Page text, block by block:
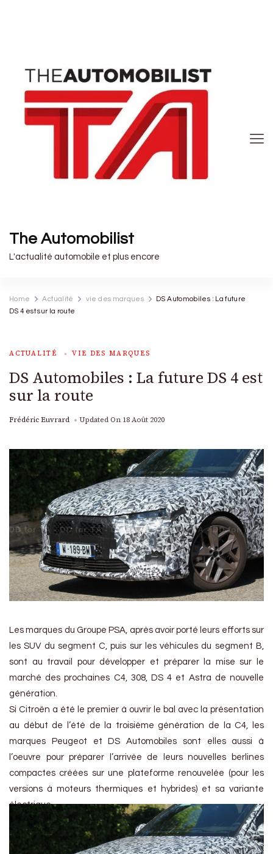
The Automobilist
L'actualité automobile et plus encore
Home Actualité vie des marques
DS Automobiles : La future
DS 4 est sur la route
ACTUALITÉ VIE DES MARQUES
DS Automobiles : La future DS 4 est
sur la route
Frédéric Euvrard Updated On 18 Août 2020
Les marques du Groupe PSA, après avoir porté leurs efforts sur
les SUV du segment C, puis sur les véhicules du segment B,
sont au travail pour développer et préparer la mise sur le
marché des prochaines C4, 308, DS 4 et Astra de nouvelle
génération.
Si Citroën a été le premier à ouvrir le bal avec la présentation
au début de l’été de la troisième génération de la C4, les
marques Peugeot et DS Automobiles sont elles aussi à
l’oeuvre pour préparer l’arrivée de leurs nouvelles berlines
compactes créées sur une plateforme renouvelée (pour les
versions à moteurs thermiques et hybrides) et sa variante
électrique.